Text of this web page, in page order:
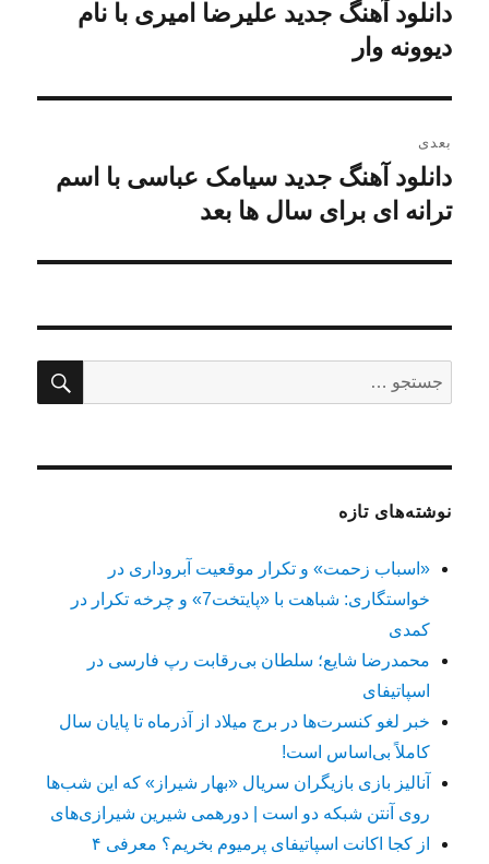
نوشته
قبلی:
دانلود آهنگ جدید علیرضا امیری با نام
دیوونه وار
بعدی
نوشته
بعدی:
دانلود آهنگ جدید سیامک عباسی با اسم
ترانه ای برای سال ها بعد
برای:
نوشته‌های تازه
«اسباب زحمت» و تکرار موقعیت آبروداری در
خواستگاری: شباهت با «پایتخت7» و چرخه تکرار در
کمدی
محمدرضا شایع؛ سلطان بی‌رقابت رپ فارسی در
اسپاتیفای
خبر لغو کنسرت‌ها در برج میلاد از آذرماه تا پایان سال
کاملاً بی‌اساس است!
آنالیز بازی بازیگران سریال «بهار شیراز» که این شب‌ها
روی آنتن شبکه دو است | دورهمی شیرین شیرازی‌های
از کجا اکانت اسپاتیفای پرمیوم بخریم؟ معرفی ۴